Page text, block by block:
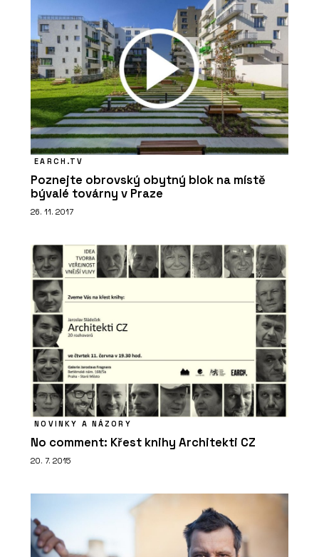
Jungle Interiors
ČLÁNKY
Tropická džungle pod střechou: jak
mění architekturu zelená atria
PRODUKTY
EARCH.TV
Poznejte obrovský obytný blok na místě
bývalé továrny v Praze
26. 11. 2017
NOVINKY A NÁZORY
No comment: Křest knihy Architekti CZ
20. 7. 2015